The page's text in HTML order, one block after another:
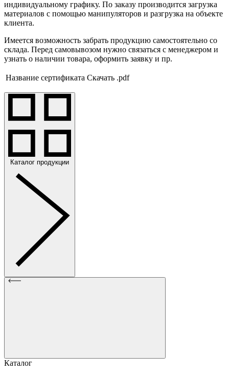
индивидуальному графику. По заказу производится загрузка
материалов с помощью манипуляторов и разгрузка на объекте
клиента.
Имеется возможность забрать продукцию самостоятельно со
склада. Перед самовывозом нужно связаться с менеджером и
узнать о наличии товара, оформить заявку и пр.
Название сертификата Скачать .pdf
Каталог продукции
Каталог